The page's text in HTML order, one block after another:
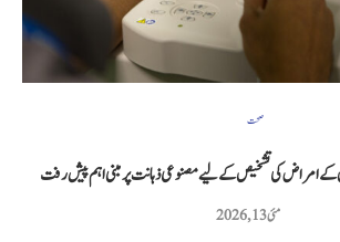
صحت
امراض کی تشخیص کے لیے مصنوعی ذہانت پر مبنی اہم پیش رفت
مئی 13, 2026